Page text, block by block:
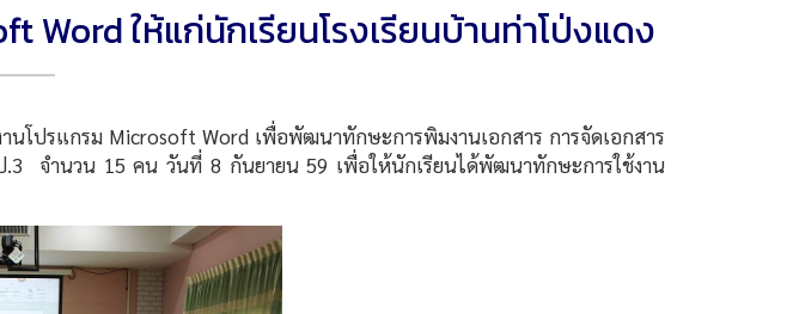
Word ให้แก่นักเรียนโรงเรียนบ้านท่าโป่งแดง
รแกรม Microsoft Word เพื่อพัฒนาทักษะการพิมงานเอกสาร การจัดเอกสาร
.3 จำนวน 15 คน วันที่ 8 กันยายน 59 เพื่อให้นักเรียนได้พัฒนาทักษะการใช้งาน